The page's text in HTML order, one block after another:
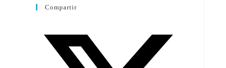
Compartir